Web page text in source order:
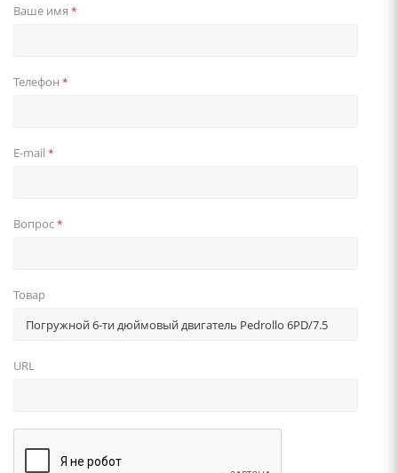
Ваше имя *
Телефон *
E-mail *
Вопрос*
Товар
URL